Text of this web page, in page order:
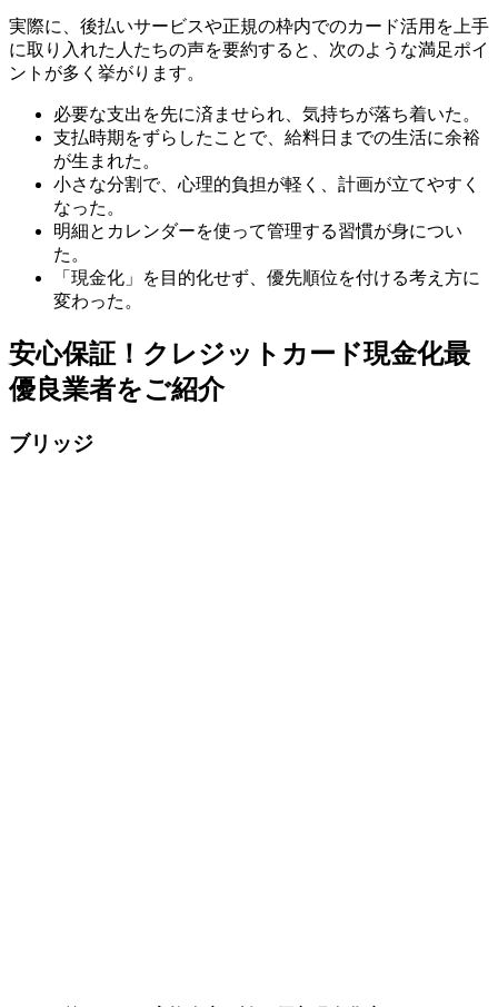
実際に、後払いサービスや正規の枠内でのカード活用を上手
に取り入れた人たちの声を要約すると、次のような満足ポイ
ントが多く挙がります。
必要な支出を先に済ませられ、気持ちが落ち着いた。
支払時期をずらしたことで、給料日までの生活に余裕
が生まれた。
小さな分割で、心理的負担が軽く、計画が立てやすく
なった。
明細とカレンダーを使って管理する習慣が身につい
た。
「現金化」を目的化せず、優先順位を付ける考え方に
変わった。
安心保証！クレジットカード現金化最
優良業者をご紹介
ブリッジ